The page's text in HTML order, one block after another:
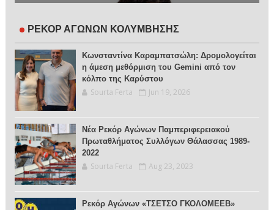
ΡΕΚΟΡ ΑΓΩΝΩΝ ΚΟΛΥΜΒΗΣΗΣ
Κωνσταντίνα Καραμπατσώλη: Δρομολογείται
η άμεση μεθόρμιση του Gemini από τον
κόλπο της Καρύστου
Sourta Ferta Jun 19, 2026
Νέα Ρεκόρ Αγώνων Παμπεριφερειακού
Πρωταθλήματος Συλλόγων Θάλασσας 1989-
2022
Sourta Ferta Aug 23, 2023
Ρεκόρ Αγώνων «ΤΣΕΤΣΟ ΓΚΟΛΟΜΕΕΒ»